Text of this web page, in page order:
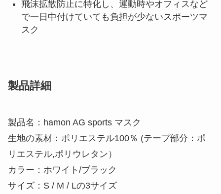
飛沫拡散防止に特化し、運動時やオフィスなど
で一日中付けていても負担が少ないスポーツマ
スク
製品詳細
製品名：hamon AG sports マスク
生地の素材：ポリエステル100％ (テープ部分：ポ
リエステル,ポリウレタン）
カラー：ホワイト/ブラック
サイズ：S / M / Lの3サイズ